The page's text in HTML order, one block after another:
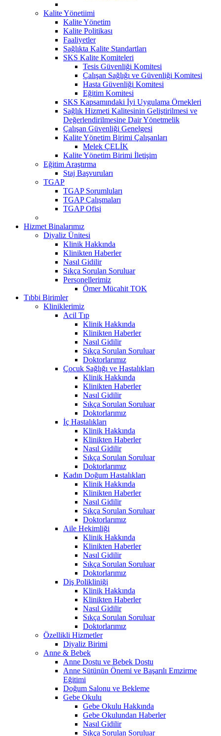
Kalite Yönetiimi
Kalite Yönetim
Kalite Politikası
Faaliyetler
Sağlıkta Kalite Standartları
SKS Kalite Komiteleri
Tesis Güvenliği Komitesi
Çalışan Sağlığı ve Güvenliği Komitesi
Hasta Güvenliği Komitesi
Eğitim Komitesi
SKS Kapsamındaki İyi Uygulama Örnekleri
Sağlık Hizmeti Kalitesinin Geliştirilmesi ve
Değerlendirilmesine Dair Yönetmelik
Çalışan Güvenliği Genelgesi
Kalite Yönetim Birimi Çalışanları
Melek ÇELİK
Kalite Yönetim Birimi İletişim
Eğitim Araştırma
Staj Başvuruları
TGAP
TGAP Sorumluları
TGAP Çalışmaları
TGAP Ofisi
Hizmet Binalarımız
Diyaliz Ünitesi
Klinik Hakkında
Klinikten Haberler
Nasıl Gidilir
Sıkça Sorulan Soruluar
Personellerimiz
Ömer Mücahit TOK
Tıbbi Birimler
Kliniklerimiz
Acil Tıp
Klinik Hakkında
Klinikten Haberler
Nasıl Gidilir
Sıkça Sorulan Soruluar
Doktorlarımız
Çocuk Sağlığı ve Hastalıkları
Klinik Hakkında
Klinikten Haberler
Nasıl Gidilir
Sıkça Sorulan Soruluar
Doktorlarımız
İç Hastalıkları
Klinik Hakkında
Klinikten Haberler
Nasıl Gidilir
Sıkça Sorulan Soruluar
Doktorlarımız
Kadın Doğum Hastalıkları
Klinik Hakkında
Klinikten Haberler
Nasıl Gidilir
Sıkça Sorulan Soruluar
Doktorlarımız
Aile Hekimliği
Klinik Hakkında
Klinikten Haberler
Nasıl Gidilir
Sıkça Sorulan Soruluar
Doktorlarımız
Diş Polikliniği
Klinik Hakkında
Klinikten Haberler
Nasıl Gidilir
Sıkça Sorulan Soruluar
Doktorlarımız
Özellikli Hizmetler
Diyaliz Birimi
Anne & Bebek
Anne Dostu ve Bebek Dostu
Anne Sütünün Önemi ve Başarılı Emzirme
Eğitimi
Doğum Salonu ve Bekleme
Gebe Okulu
Gebe Okulu Hakkında
Gebe Okulundan Haberler
Nasıl Gidilir
Sıkça Sorulan Soruluar